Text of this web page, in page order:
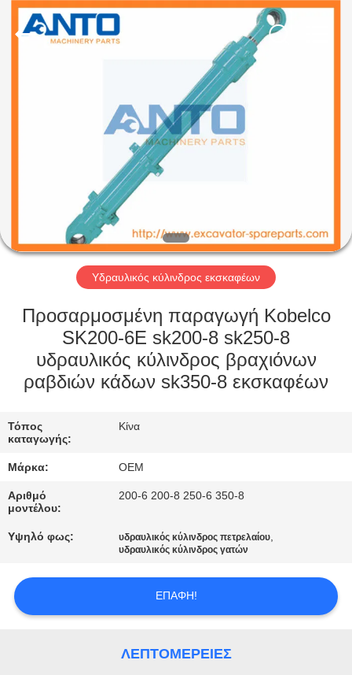
ΠΡΟΪΌΝΤΑ
ΓΎΡΟΣ
ΕΡΓΟΣΤΑΣΊΩΝ
ΠΟΙΟΤΙΚΌΣ
ΈΛΕΓΧΟΣ
SITEMAP
ΠΟΛΙΤΙΚΉ
ΑΠΟΡΡΉΤΟΥ
Machinery
Co.,Ltd..
Υδραυλικός κύλινδρος εκσκαφέων
Προσαρμοσμένη παραγωγή Kobelco
SK200-6E sk200-8 sk250-8
υδραυλικός κύλινδρος βραχιόνων
ραβδιών κάδων sk350-8 εκσκαφέων
Τόπος
καταγωγής:
Κίνα
Μάρκα: OEM
Αριθμό
μοντέλου:
200-6 200-8 250-6 350-8
Υψηλό φως: υδραυλικός κύλινδρος πετρελαίου,
υδραυλικός κύλινδρος γατών
ΕΠΑΦΉ!
ΛΕΠΤΟΜΈΡΕΙΕΣ